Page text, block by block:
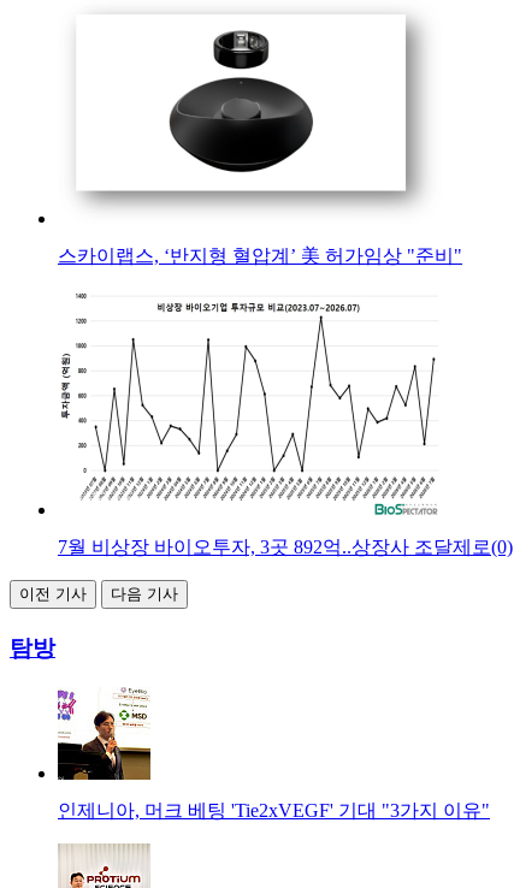
스카이랩스, ‘반지형 혈압계’ 美 허가임상 "준비"
7월 비상장 바이오투자, 3곳 892억..상장사 조달제로(0)
이전 기사 다음 기사
탐방
인제니아, 머크 베팅 'Tie2xVEGF' 기대 "3가지 이유"